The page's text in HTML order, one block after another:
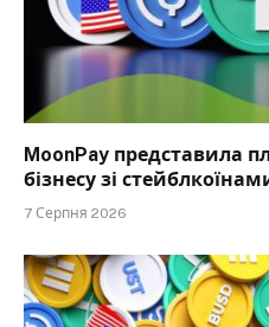
MoonPay представила
бізнесу зі
7 Серпня 2026